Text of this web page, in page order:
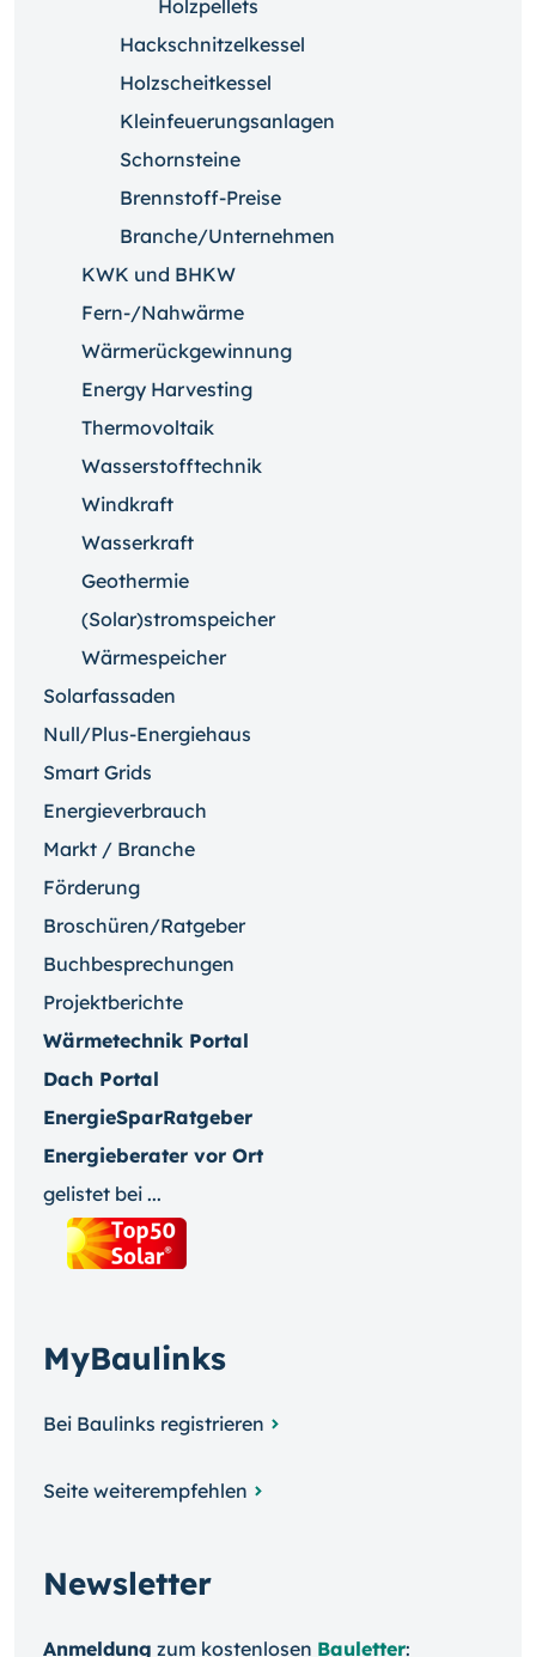
Holzpellets
Hackschnitzelkessel
Holzscheitkessel
Kleinfeuerungsanlagen
Schornsteine
Brennstoff-Preise
Branche/Unternehmen
KWK und BHKW
Fern-/Nahwärme
Wärmerückgewinnung
Energy Harvesting
Thermovoltaik
Wasserstofftechnik
Windkraft
Wasserkraft
Geothermie
(Solar)stromspeicher
Wärmespeicher
Solarfassaden
Null/Plus-Energiehaus
Smart Grids
Energieverbrauch
Markt / Branche
Förderung
Broschüren/Ratgeber
Buchbesprechungen
Projektberichte
Wärmetechnik Portal
Dach Portal
EnergieSparRatgeber
Energieberater vor Ort
gelistet bei ...
MyBaulinks
Bei Baulinks registrieren
Seite weiterempfehlen
Newsletter
Anmeldung zum kosten­losen Bauletter: